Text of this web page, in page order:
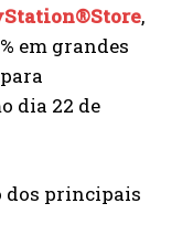
,
em grandes
dia 22 de
dos principais